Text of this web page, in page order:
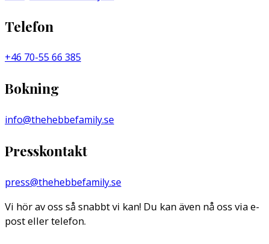
Telefon
+46 70-55 66 385
Bokning
info@thehebbefamily.se
Presskontakt
press@thehebbefamily.se
Vi hör av oss så snabbt vi kan! Du kan även nå oss via e-
post eller telefon.